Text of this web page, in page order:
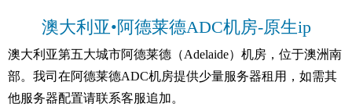
澳大利亚•阿德莱德ADC机房-原生ip
澳大利亚第五大城市阿德莱德（Adelaide）机房，位于澳洲南
部。我司在阿德莱德ADC机房提供少量服务器租用，如需其
他服务器配置请联系客服追加。